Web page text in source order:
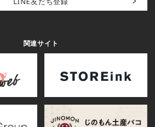
関連サイト